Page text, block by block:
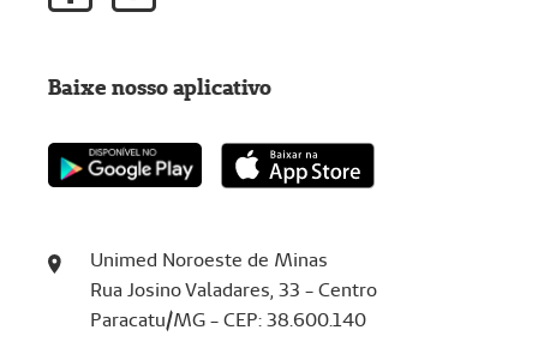
Unimed Noroeste de Minas
Rua Josino Valadares, 33 - Centro
Paracatu/MG - CEP: 38.600.140
Baixe nosso aplicativo